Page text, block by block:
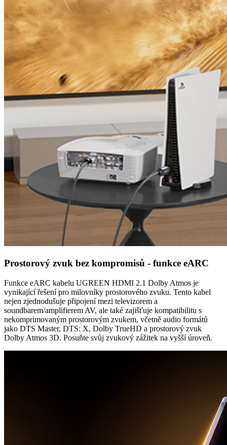
Prostorový zvuk bez kompromisů - funkce eARC
Funkce eARC kabelu UGREEN HDMI 2.1 Dolby Atmos je
vynikající řešení pro milovníky prostorového zvuku. Tento kabel
nejen zjednodušuje připojení mezi televizorem a
soundbarem/amplifierem AV, ale také zajišťuje kompatibilitu s
nekomprimovaným prostorovým zvukem, včetně audio formátů
jako DTS Master, DTS: X, Dolby TrueHD a prostorový zvuk
Dolby Atmos 3D. Posuňte svůj zvukový zážitek na vyšší úroveň.